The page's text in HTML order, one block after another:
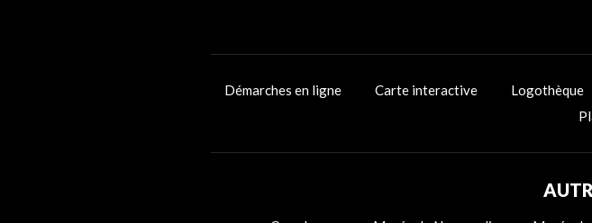
Démarches en ligne Carte interactive Logothèque